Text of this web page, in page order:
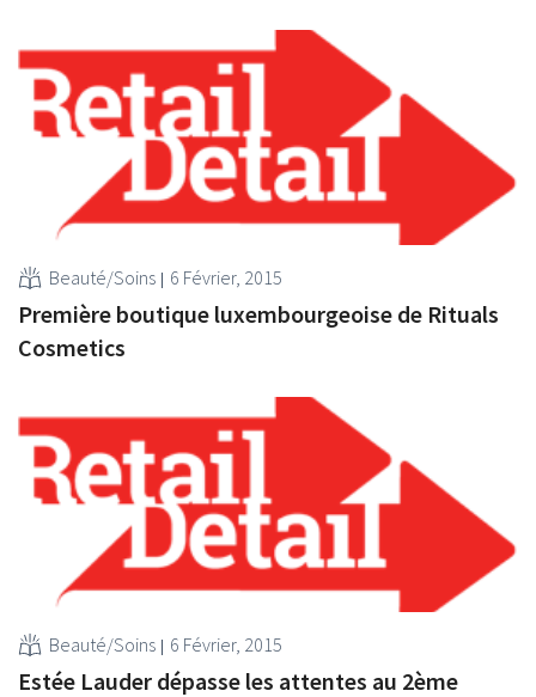
Beauté/Soins 6 Février, 2015
Première boutique luxembourgeoise de Rituals
Cosmetics
Beauté/Soins 6 Février, 2015
Estée Lauder dépasse les attentes au 2ème